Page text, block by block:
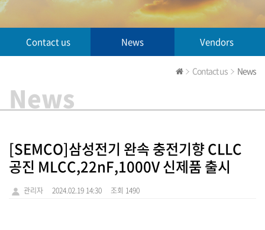
Contact us News Vendors
Contact us News
News
[SEMCO]삼성전기 완속 충전기향 CLLC
공진 MLCC,22nF,1000V 신제품 출시
관리자 2024.02.19 14:30 조회 1490